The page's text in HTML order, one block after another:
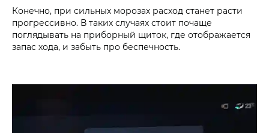
Конечно, при сильных морозах расход станет расти
прогрессивно. В таких случаях стоит почаще
поглядывать на приборный щиток, где отображается
запас хода, и забыть про беспечность.